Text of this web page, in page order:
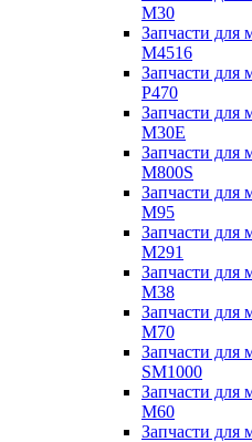
M30
Запчасти для
M4516
Запчасти для
P470
Запчасти для
M30E
Запчасти для
M800S
Запчасти для
M95
Запчасти для
M291
Запчасти для
M38
Запчасти для
M70
Запчасти для
SM1000
Запчасти для
M60
Запчасти для